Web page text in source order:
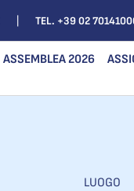
TEL. +39 02
ASSEMBLEA 2026
LUOGO